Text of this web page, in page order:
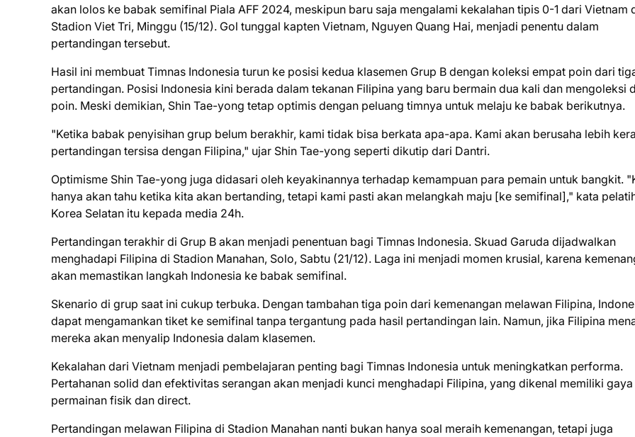
akan lolos ke babak semifinal Piala AFF 2024, meskipun baru saja mengalami kekalahan tipis 0-1 dari Vietnam
Stadion Viet Tri, Minggu (15/12). Gol tunggal kapten Vietnam, Nguyen Quang Hai, menjadi penentu dalam
pertandingan tersebut.
Hasil ini membuat Timnas Indonesia turun ke posisi kedua klasemen Grup B dengan koleksi empat poin dari
pertandingan. Posisi Indonesia kini berada dalam tekanan Filipina yang baru bermain dua kali dan mengoleksi
poin. Meski demikian, Shin Tae-yong tetap optimis dengan peluang timnya untuk melaju ke babak berikutnya.
"Ketika babak penyisihan grup belum berakhir, kami tidak bisa berkata apa-apa. Kami akan berusaha lebih
pertandingan tersisa dengan Filipina," ujar Shin Tae-yong seperti dikutip dari Dantri.
Optimisme Shin Tae-yong juga didasari oleh keyakinannya terhadap kemampuan para pemain untuk bangkit.
hanya akan tahu ketika kita akan bertanding, tetapi kami pasti akan melangkah maju [ke semifinal]," kata
Korea Selatan itu kepada media 24h.
Pertandingan terakhir di Grup B akan menjadi penentuan bagi Timnas Indonesia. Skuad Garuda dijadwalkan
menghadapi Filipina di Stadion Manahan, Solo, Sabtu (21/12). Laga ini menjadi momen krusial, karena
akan memastikan langkah Indonesia ke babak semifinal.
Skenario di grup saat ini cukup terbuka. Dengan tambahan tiga poin dari kemenangan melawan Filipina,
dapat mengamankan tiket ke semifinal tanpa tergantung pada hasil pertandingan lain. Namun, jika Filipina
mereka akan menyalip Indonesia dalam klasemen.
Kekalahan dari Vietnam menjadi pembelajaran penting bagi Timnas Indonesia untuk meningkatkan performa.
Pertahanan solid dan efektivitas serangan akan menjadi kunci menghadapi Filipina, yang dikenal memiliki gaya
permainan fisik dan direct.
Pertandingan melawan Filipina di Stadion Manahan nanti bukan hanya soal meraih kemenangan, tetapi juga